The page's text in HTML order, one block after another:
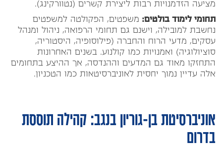
מציעה הזדמנויות רבות ליצירת קשרים (נטוורקינג).
תחומי לימוד בולטים: משפטים, הפקולטה למשפטים
נחשבת למובילה, וישנם גם תחומי הרפואה, ניהול ומנהל
עסקים, מדעי הרוח והחברה (פילוסופיה, היסטוריה,
סוציולוגיה) ואמנויות כמו קולנוע. בשנים האחרונות
התחזקו מאוד גם המדעים וההנדסה, אך ההיצע בתחומים
אלה עדיין נמוך יחסית לאוניברסיטאות כמו הטכניון.
אוניברסיטת בן-גוריון בנגב: קהילה תוססת
בדרום